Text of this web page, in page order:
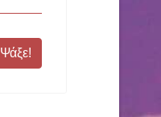
Ψάξε!